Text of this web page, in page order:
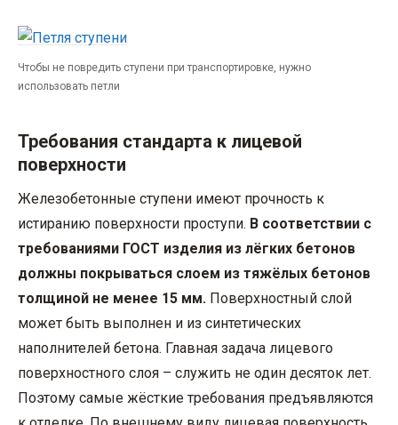
Чтобы не повредить ступени при транспортировке, нужно
использовать петли
Требования стандарта к лицевой
поверхности
Железобетонные ступени имеют прочность к
истиранию поверхности проступи. В соответствии с
требованиями ГОСТ изделия из лёгких бетонов
должны покрываться слоем из тяжёлых бетонов
толщиной не менее 15 мм. Поверхностный слой
может быть выполнен и из синтетических
наполнителей бетона. Главная задача лицевого
поверхностного слоя – служить не один десяток лет.
Поэтому самые жёсткие требования предъявляются